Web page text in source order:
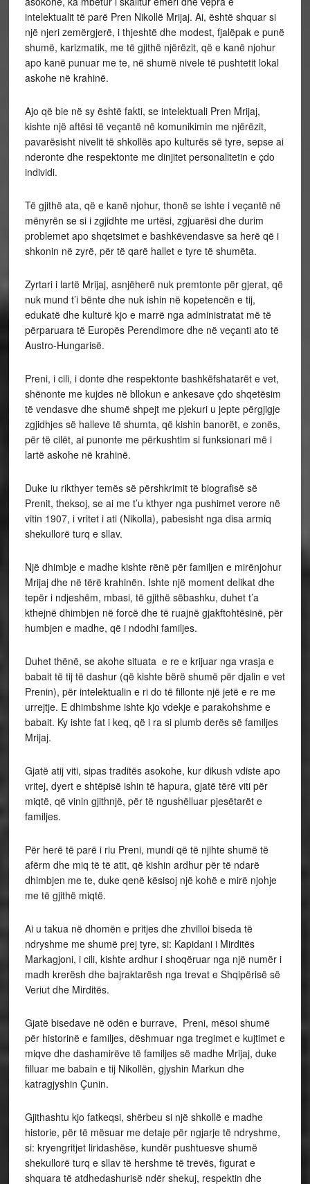
intelektualit të parë Pren Nikollë Mrijaj. Ai, është shquar si
një njeri zemërgjerë, i thjeshtë dhe modest, fjalëpak e punë
shumë, karizmatik, me të gjithë njërëzit, që e kanë njohur
apo kanë punuar me te, në shumë nivele të pushtetit lokal
askohe në krahinë.
Ajo që bie në sy është fakti, se intelektuali Pren Mrijaj,
kishte një aftësi të veçantë në komunikimin me njërëzit,
pavarësisht nivelit të shkollës apo kulturës së tyre, sepse ai
nderonte dhe respektonte me dinjitet personalitetin e çdo
individi.
Të gjithë ata, që e kanë njohur, thonë se ishte i veçantë në
mënyrën se si i zgjidhte me urtësi, zgjuarësi dhe durim
problemet apo shqetsimet e bashkëvendasve sa herë që i
shkonin në zyrë, për të qarë hallet e tyre të shumëta.
Zyrtari i lartë Mrijaj, asnjëherë nuk premtonte për gjerat, që
nuk mund t’i bënte dhe nuk ishin në kopetencën e tij,
edukatë dhe kulturë kjo e marrë nga administratat më të
përparuara të Europës Perendimore dhe në veçanti ato të
Austro-Hungarisë.
Preni, i cili, i donte dhe respektonte bashkëfshatarët e vet,
shënonte me kujdes në bllokun e ankesave çdo shqetësim
të vendasve dhe shumë shpejt me pjekuri u jepte përgjigje
zgjidhjes së halleve të shumta, që kishin banorët, e zonës,
për të cilët, ai punonte me përkushtim si funksionari më i
lartë askohe në krahinë.
Duke iu rikthyer temës së përshkrimit të biografisë së
Prenit, theksoj, se ai me t’u kthyer nga pushimet verore në
vitin 1907, i vritet i ati (Nikolla), pabesisht nga disa armiq
shekullorë turq e sllav.
Një dhimbje e madhe kishte rënë për familjen e mirënjohur
Mrijaj dhe në tërë krahinën. Ishte një moment delikat dhe
tepër i ndjeshëm, mbasi, të gjithë sëbashku, duhet t’a
kthejnë dhimbjen në forcë dhe të ruajnë gjakftohtësinë, për
humbjen e madhe, që i ndodhi familjes.
Duhet thënë, se akohe situata e re e krijuar nga vrasja e
babait të tij të dashur (që kishte bërë shumë për djalin e vet
Prenin), për intelektualin e ri do të fillonte një jetë e re me
urrejtje. E dhimbshme ishte kjo vdekje e parakohshme e
babait. Ky ishte fat i keq, që i ra si plumb derës së familjes
Mrijaj.
Gjatë atij viti, sipas traditës asokohe, kur dikush vdiste apo
vritej, dyert e shtëpisë ishin të hapura, gjatë tërë viti për
miqtë, që vinin gjithnjë, për të ngushëlluar pjesëtarët e
familjes.
Për herë të parë i riu Preni, mundi që të njihte shumë të
afërm dhe miq të të atit, që kishin ardhur për të ndarë
dhimbjen me te, duke qenë kësisoj një kohë e mirë njohje
me të gjithë miqtë.
Ai u takua në dhomën e pritjes dhe zhvilloi biseda të
ndryshme me shumë prej tyre, si: Kapidani i Mirditës
Markagjoni, i cili, kishte ardhur i shoqëruar nga një numër i
madh krerësh dhe bajraktarësh nga trevat e Shqipërisë së
Veriut dhe Mirditës.
Gjatë bisedave në odën e burrave, Preni, mësoi shumë
për historinë e familjes, dëshmuar nga tregimet e kujtimet e
miqve dhe dashamirëve të familjes së madhe Mrijaj, duke
filluar me babain e tij Nikollën, gjyshin Markun dhe
katragjyshin Çunin.
Gjithashtu kjo fatkeqsi, shërbeu si një shkollë e madhe
historie, për të mësuar me detaje për ngjarje të ndryshme,
si: kryengritjet liridashëse, kundër pushtuesve shumë
shekullorë turq e sllav të hershme të trevës, figurat e
shquara të atdhedashurisë ndër shekuj, respektin dhe